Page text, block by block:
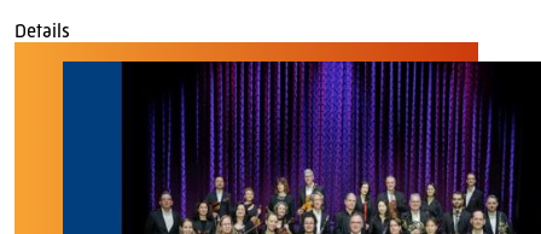
Details